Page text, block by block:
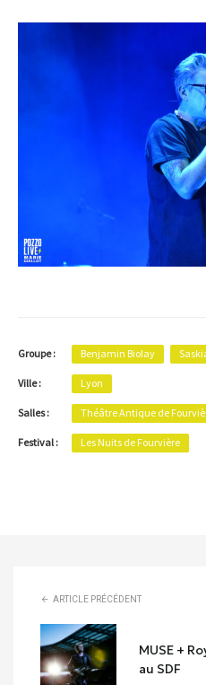
Groupe : Benjamin Biolay
Ville : Lyon
Salles : Théâtre Antique de
Festival : Les Nuits de Fourvière
ARTICLE PRÉCÉDENT
MUSE +
au SDF